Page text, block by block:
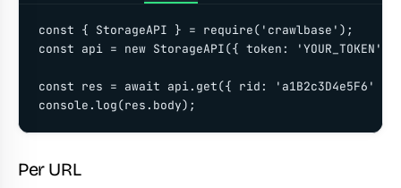
const { StorageAPI } = require('crawlbase');
const api = new StorageAPI({ token: 'YOUR_TOKEN'
const res = await api.get({ rid: 'a1B2c3D4e5F6'
console.log(res.body);
Per URL